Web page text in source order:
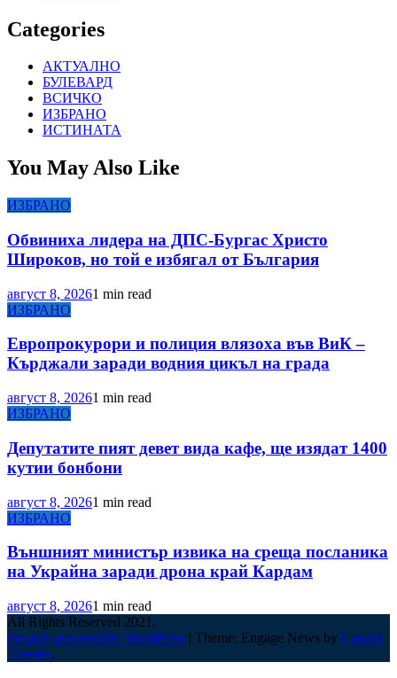
Categories
АКТУАЛНО
БУЛЕВАРД
ВСИЧКО
ИЗБРАНО
ИСТИНАТА
You May Also Like
ИЗБРАНО
Обвиниха лидера на ДПС-Бургас Христо
Широков, но той е избягал от България
август 8, 20261 min read
ИЗБРАНО
Европрокурори и полиция влязоха във ВиК –
Кърджали заради водния цикъл на града
август 8, 20261 min read
ИЗБРАНО
Депутатите пият девет вида кафе, ще изядат 1400
кутии бонбони
август 8, 20261 min read
ИЗБРАНО
Външният министър извика на среща посланика
на Украйна заради дрона край Кардам
август 8, 20261 min read
All Rights Reserved 2021.
Proudly powered by WordPress | Theme: Engage News by Candid
Themes.